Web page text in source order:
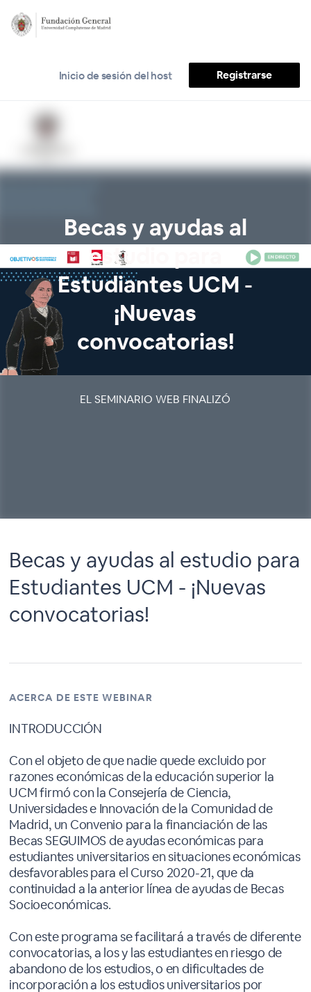
Inicio de sesión del host Registrarse
Becas y ayudas al
estudio para
Estudiantes UCM -
¡Nuevas
convocatorias!
EL SEMINARIO WEB FINALIZÓ
Becas y ayudas al estudio para
Estudiantes UCM - ¡Nuevas
convocatorias!
ACERCA DE ESTE WEBINAR
INTRODUCCIÓN
Con el objeto de que nadie quede excluido por
razones económicas de la educación superior la
UCM firmó con la Consejería de Ciencia,
Universidades e Innovación de la Comunidad de
Madrid, un Convenio para la financiación de las
Becas SEGUIMOS de ayudas económicas para
estudiantes universitarios en situaciones económicas
desfavorables para el Curso 2020-21, que da
continuidad a la anterior línea de ayudas de Becas
Socioeconómicas.
Con este programa se facilitará a través de diferente
convocatorias, a los y las estudiantes en riesgo de
abandono de los estudios, o en dificultades de
incorporación a los estudios universitarios por